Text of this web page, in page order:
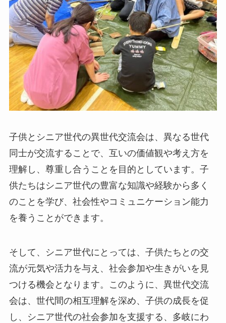
子供とシニア世代の異世代交流会は、異なる世代
同士が交流することで、互いの価値観や考え方を
理解し、尊重し合うことを目的としています。子
供たちはシニア世代の豊富な知識や経験から多く
のことを学び、社会性やコミュニケーション能力
を養うことができます。
そして、シニア世代にとっては、子供たちとの交
流が元気や活力を与え、社会参加や生きがいを見
つける機会となります。このように、異世代交流
会は、世代間の相互理解を深め、子供の成長を促
し、シニア世代の社会参加を支援する、多岐にわ